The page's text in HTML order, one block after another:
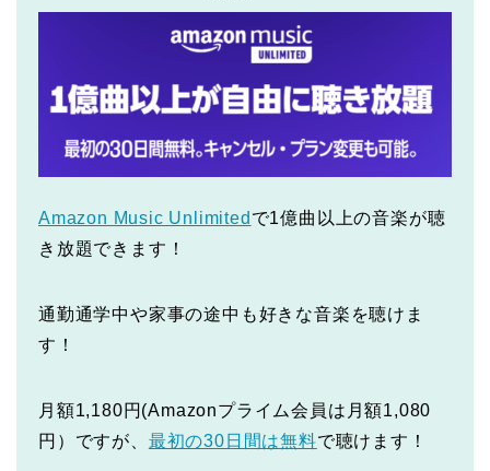
Amazon Music Unlimited で1億曲以上の音楽が聴
き放題できます！
通勤通学中や家事の途中も好きな音楽を聴けま
す！
月額1,180円(Amazonプライム会員は月額1,080
円）ですが、 最初の30日間は無料で聴けます！